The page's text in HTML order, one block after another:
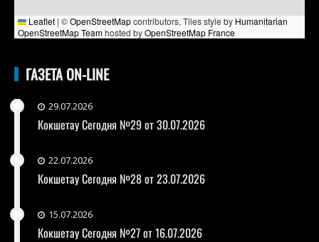
Leaflet | ©OpenStreetMapcontributors, Tiles style by Humanitarian
OpenStreetMap Teamhosted byOpenStreetMap France
ГАЗЕТА ON-LINE
29.07.2026
Кокшетау Сегодня №29 от 30.07.2026
22.07.2026
Кокшетау Сегодня №28 от 23.07.2026
15.07.2026
Кокшетау Сегодня №27 от 16.07.2026